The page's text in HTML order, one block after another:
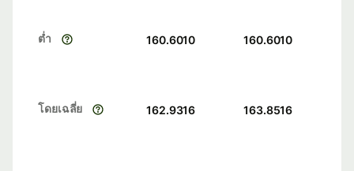
ต่ำ 160.6010 160.6010
โดยเฉลี่ย 162.9316 163.8516